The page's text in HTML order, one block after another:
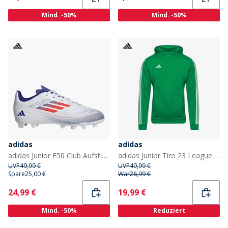
Mind. -50% Mind. -50%
adidas
adidas Junior F50 Club Aufstiegs Paket FG Kunstrasen Fußballschuhe Cloud White/Solar Red/Lucid Blue
UVP49,99 €
Spare25,00 €
Current
24,99 €
Mind. -50%
adidas
adidas Junior Tiro 23 League Hoodie Team Green
UVP49,99 €
War26,99 €
Current
19,99 €
Reduziert